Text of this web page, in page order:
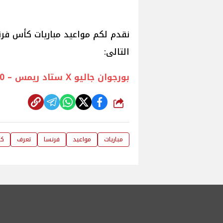
نقدم لكم مواعيد مباريات كأس
التالى:
بورجوان جاليو X ستاد ريمس – 10 مساء
شارك
مباريات مواعيد فرنسا تعرف